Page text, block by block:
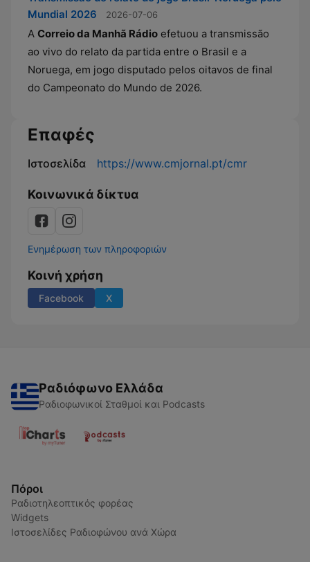
Mundial 2026
2026-07-06
A Correio da Manhã Rádio efetuou a transmissão
ao vivo do relato da partida entre o Brasil e a
Noruega, em jogo disputado pelos oitavos de final
do Campeonato do Mundo de 2026.
Επαφές
Ιστοσελίδα https://www.cmjornal.pt/cmr
Κοινωνικά δίκτυα
Ενημέρωση των πληροφοριών
Κοινή χρήση
Facebook X
Ραδιόφωνο Ελλάδα
Ραδιοφωνικοί Σταθμοί και Podcasts
Πόροι
Ραδιοτηλεοπτικός φορέας
Widgets
Ιστοσελίδες Ραδιοφώνου ανά Χώρα